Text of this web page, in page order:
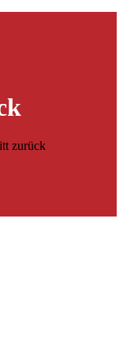
zurück